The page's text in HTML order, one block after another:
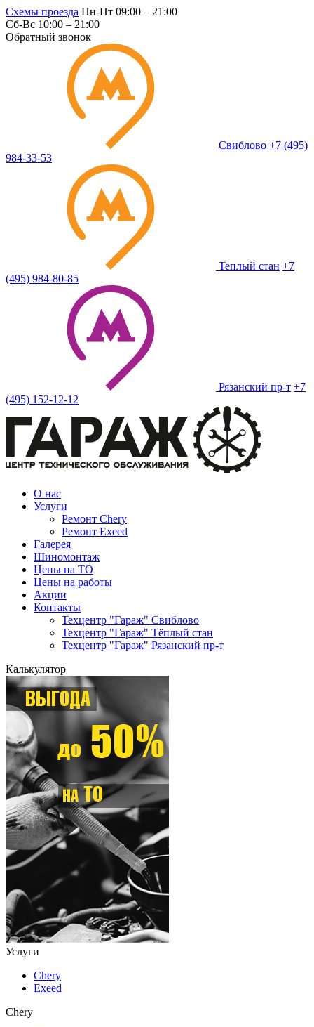
Схемы проезда Пн-Пт 09:00 – 21:00
Сб-Вс 10:00 – 21:00
Обратный звонок
Свиблово +7 (495)
984-33-53
Теплый стан +7
(495) 984-80-85
Рязанский пр-т +7
(495) 152-12-12
О нас
Услуги
Ремонт Chery
Ремонт Exeed
Галерея
Шиномонтаж
Цены на ТО
Цены на работы
Акции
Контакты
Техцентр "Гараж" Свиблово
Техцентр "Гараж" Тёплый стан
Техцентр "Гараж" Рязанский пр-т
Калькулятор
Услуги
Chery
Exeed
Chery